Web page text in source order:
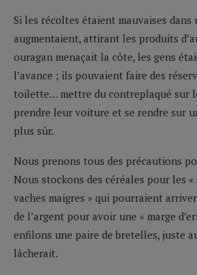
Si les récoltes étaient mauvaises dans
augmentaient, attirant les produits
ouragan menaçait la côte, les gens
l’avance ; ils pouvaient faire des
toilette… mettre du contreplaqué sur
prendre leur voiture et se rendre sur
plus sûr.
Nous prenons tous des précautions
Nous stockons des céréales pour les «
vaches maigres » qui pourraient
de l’argent pour avoir une « marge
enfilons une paire de bretelles, juste
lâcherait.